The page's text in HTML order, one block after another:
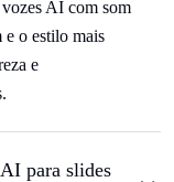
AI com som
e o estilo mais
e
para slides